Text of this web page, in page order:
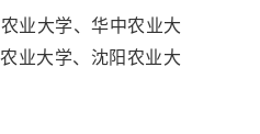
农业大学、华中农业大
业大学、沈阳农业大